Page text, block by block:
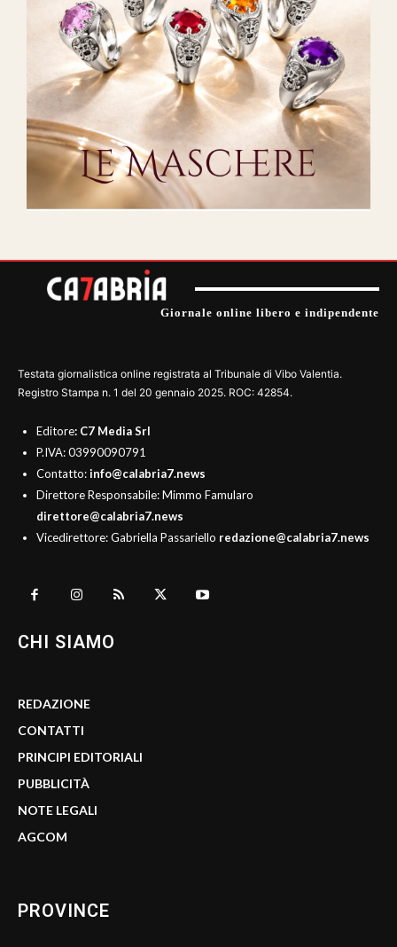
Giornale online libero e indipendente
Testata giornalistica online registrata al Tribunale di Vibo Valentia.
Registro Stampa n. 1 del 20 gennaio 2025. ROC: 42854.
Editore: C7 Media Srl
P.IVA: 03990090791
Contatto:info@calabria7.news
Direttore Responsabile: Mimmo Famularo
direttore@calabria7.news
Vicedirettore: Gabriella Passariello redazione@calabria7.news
CHI SIAMO
REDAZIONE
CONTATTI
PRINCIPI EDITORIALI
PUBBLICITÀ
NOTE LEGALI
AGCOM
PROVINCE